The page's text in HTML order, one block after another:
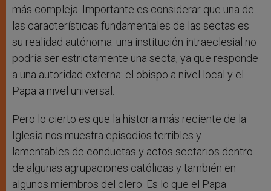
más compleja. Importante es considerar que una de
las características fundamentales de las sectas es
su realidad autónoma: una institución intraeclesial no
podría ser estrictamente una secta, ya que responde
a una autoridad externa: el obispo a nivel local y el
Papa a nivel universal.
Pero lo cierto es que la historia más reciente de la
Iglesia nos muestra episodios terribles y
lamentables de conductas y actos sectarios dentro
de algunas agrupaciones católicas y también en
algunos miembros del clero. Es lo que el Papa